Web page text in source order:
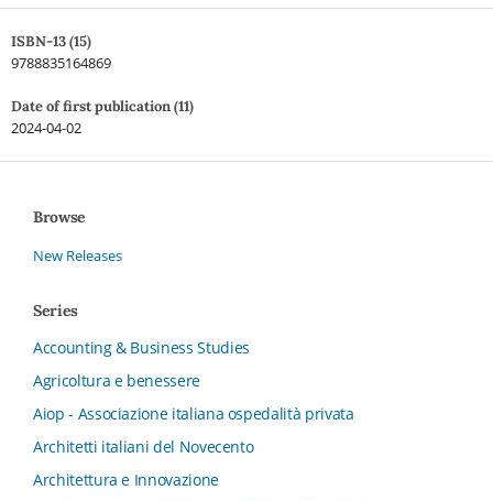
ISBN-13 (15)
9788835164869
Date of first publication (11)
2024-04-02
Browse
New Releases
Series
Accounting & Business Studies
Agricoltura e benessere
Aiop - Associazione italiana ospedalità privata
Architetti italiani del Novecento
Architettura e Innovazione